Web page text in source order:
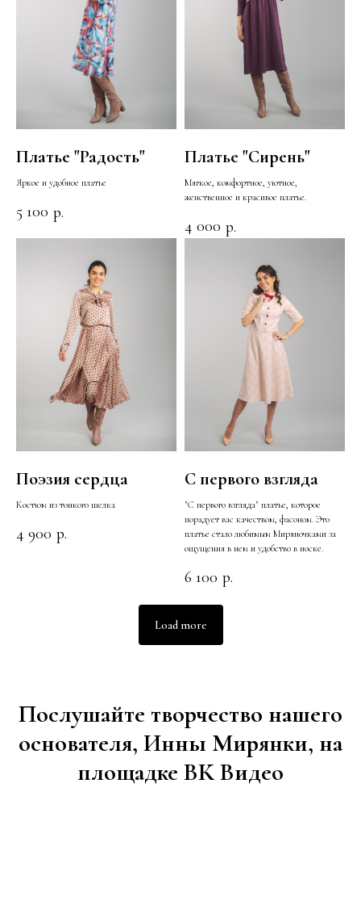
Платье "Радость"
Яркое и удобное платье
5 100 р.
Платье "Сирень"
Мягкое, комфортное, уютное,
женственное и красивое платье.
4 000 р.
Поэзия сердца
Костюм из тонкого шелка
4 900 р.
С первого взгляда
"С первого взгляда" платье, которое
порадует вас качеством, фасоном. Это
платье стало любимым Миряночками за
ощущения в нем и удобство в носке.
6 100 р.
Load more
Послушайте творчество нашего
основателя, Инны Мирянки, на
площадке ВК Видео